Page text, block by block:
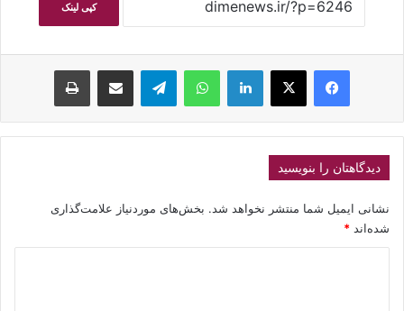
کپی لینک
فیسبوکایکس لینکداین واتس آپ تلگرام اشتراک گذاری با ایمیل چاپ
دیدگاهتان را بنویسید
نشانی ایمیل شما منتشر نخواهد شد. بخش‌های موردنیاز علامت‌گذاری
شده‌اند *